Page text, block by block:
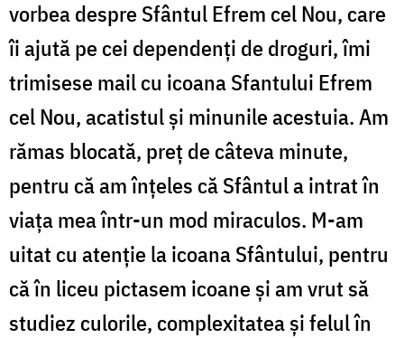
vorbea despre Sfântul Efrem cel Nou, care
îi ajută pe cei dependenți de droguri, îmi
trimisese mail cu icoana Sfantului Efrem
cel Nou, acatistul și minunile acestuia. Am
rămas blocată, preț de câteva minute,
pentru că am înțeles că Sfântul a intrat în
viața mea într-un mod miraculos. M-am
uitat cu atenție la icoana Sfântului, pentru
că în liceu pictasem icoane și am vrut să
studiez culorile, complexitatea și felul în